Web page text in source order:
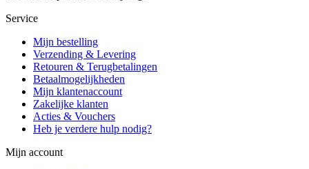
Service
Mijn bestelling
Verzending & Levering
Retouren & Terugbetalingen
Betaalmogelijkheden
Mijn klantenaccount
Zakelijke klanten
Acties & Vouchers
Heb je verdere hulp nodig?
Mijn account